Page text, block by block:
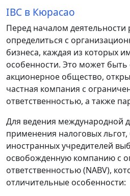
IBC в Кюрасао
Перед началом деятельности
определиться с
бизнеса, каждая из которых
особенности. Это может
акционерное общество,
частная компания с
ответственностью, а также
Для ведения международной
применения налоговых
иностранных учредителей
освобожденную компанию с
ответственностью (NABV),
отличительные особенности: